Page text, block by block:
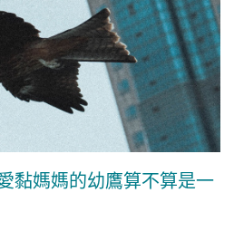
黏媽媽的幼鷹算不算是一